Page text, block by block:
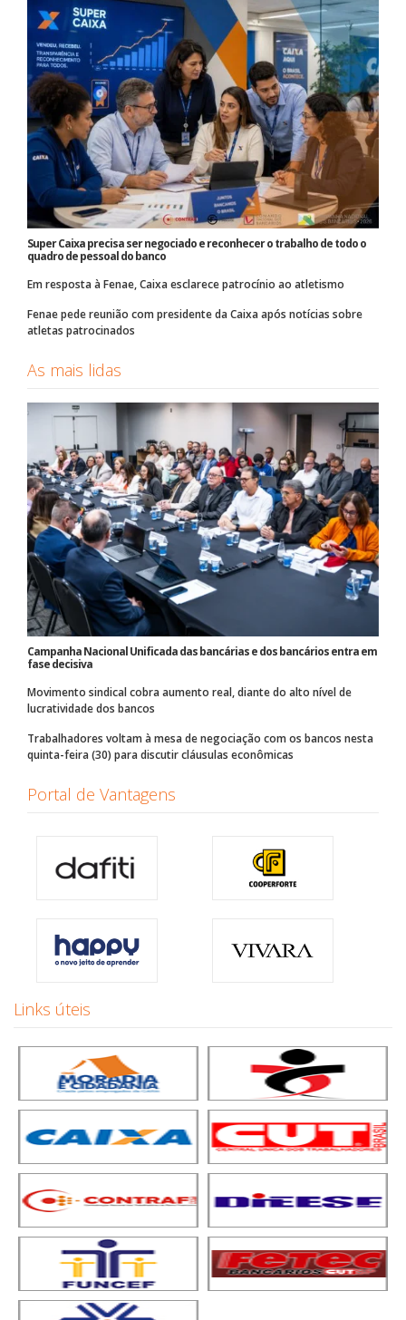
Super Caixa precisa ser negociado e reconhecer o trabalho de todo o
quadro de pessoal do banco
Em resposta à Fenae, Caixa esclarece patrocínio ao atletismo
Fenae pede reunião com presidente da Caixa após notícias sobre
atletas patrocinados
As mais lidas
Campanha Nacional Unificada das bancárias e dos bancários entra em
fase decisiva
Movimento sindical cobra aumento real, diante do alto nível de
lucratividade dos bancos
Trabalhadores voltam à mesa de negociação com os bancos nesta
quinta-feira (30) para discutir cláusulas econômicas
Portal de Vantagens
Links úteis